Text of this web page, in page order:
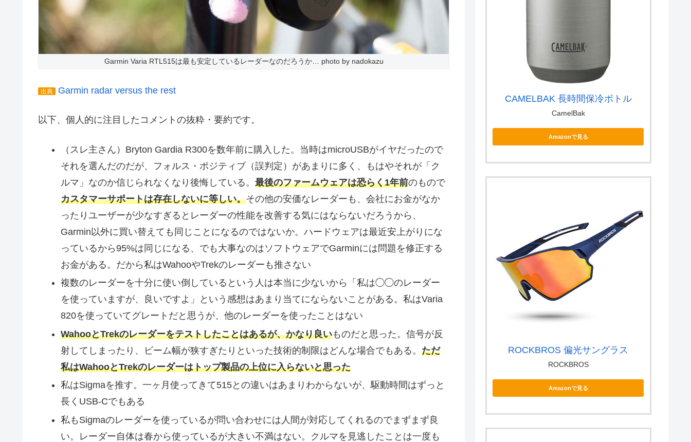
Garmin Varia RTL515は最も安定しているレーダーなのだろうか… photo by nadokazu
出典 Garmin radar versus the rest
以下、個人的に注目したコメントの抜粋・要約です。
（スレ主さん）Bryton Gardia R300を数年前に購入した。当時はmicroUSBがイヤだったので
それを選んだのだが、フォルス・ポジティブ（誤判定）があまりに多く、もはやそれが「ク
ルマ」なのか信じられなくなり後悔している。 最後のファームウェアは恐らく1年前のもので
カスタマーサポートは存在しないに等しい。その他の安価なレーダーも、会社にお金がなか
ったりユーザーが少なすぎるとレーダーの性能を改善する気にはならないだろうから、
Garmin以外に買い替えても同じことになるのではないか。ハードウェアは最近安上がりにな
っているから95%は同じになる、でも大事なのはソフトウェアでGarminには問題を修正する
お金がある。だから私はWahooやTrekのレーダーも推さない
複数のレーダーを十分に使い倒しているという人は本当に少ないから「私は◯◯のレーダー
を使っていますが、良いですよ」という感想はあまり当てにならないことがある。私はVaria
820を使っていてグレートだと思うが、他のレーダーを使ったことはない
WahooとTrekのレーダーをテストしたことはあるが、かなり良いものだと思った。信号が反
射してしまったり、ビーム幅が狭すぎたりといった技術的制限はどんな場合でもある。 ただ
私はWahooとTrekのレーダーはトップ製品の上位に入らないと思った
私はSigmaを推す。一ヶ月使ってきて515との違いはあまりわからないが、駆動時間はずっと
長くUSB-Cでもある
私もSigmaのレーダーを使っているが問い合わせには人間が対応してくれるのでまずまず良
い。レーダー自体は春から使っているが大きい不満はない。クルマを見逃したことは一度も
CAMELBAK 長時間保冷ボトル
CamelBak
Amazonで見る
ROCKBROS 偏光サングラス
ROCKBROS
Amazonで見る